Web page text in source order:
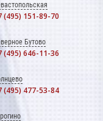
(495) 151-89-70
Бутово
(495) 646-11-36
(495) 477-53-84